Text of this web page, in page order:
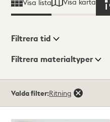
Visningsläge
Filtrera tid
Filtrera materialtyper
träffar
Valda filter:Ritning